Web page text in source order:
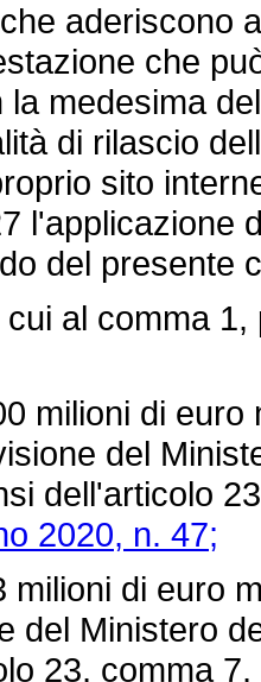
aderiscono
che
medesima
di rilascio
sito
l'applicazione
del presente
al comma 1,
milioni di euro
del
dell'articolo
2020, n. 47;
di euro
del Ministero
23, comma